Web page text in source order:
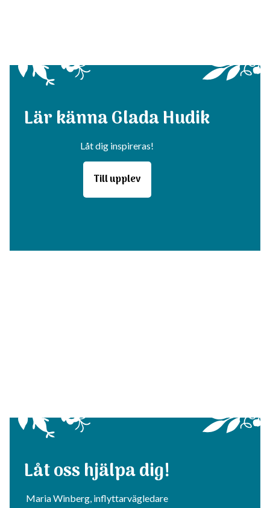
Lär känna Glada Hudik
Låt dig inspireras!
Till upplev
Låt oss hjälpa dig!
Maria Winberg, inflyttarvägledare